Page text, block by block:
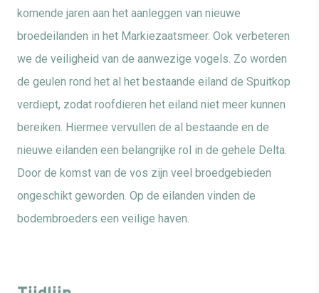
komende jaren aan het aanleggen van nieuwe
broedeilanden in het Markiezaatsmeer. Ook verbeteren
we de veiligheid van de aanwezige vogels. Zo worden
de geulen rond het al het bestaande eiland de Spuitkop
verdiept, zodat roofdieren het eiland niet meer kunnen
bereiken. Hiermee vervullen de al bestaande en de
nieuwe eilanden een belangrijke rol in de gehele Delta.
Door de komst van de vos zijn veel broedgebieden
ongeschikt geworden. Op de eilanden vinden de
bodembroeders een veilige haven.